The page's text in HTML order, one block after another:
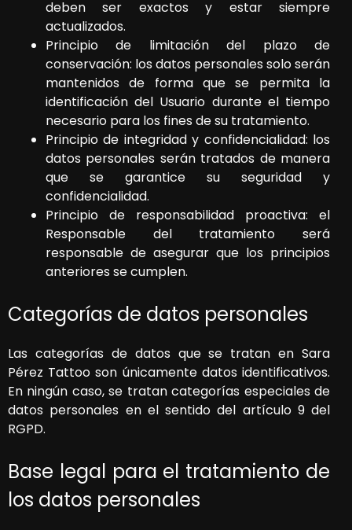
deben ser exactos y estar siempre
actualizados.
Principio de limitación del plazo de
conservación: los datos personales solo serán
mantenidos de forma que se permita la
identificación del Usuario durante el tiempo
necesario para los fines de su tratamiento.
Principio de integridad y confidencialidad: los
datos personales serán tratados de manera
que se garantice su seguridad y
confidencialidad.
Principio de responsabilidad proactiva: el
Responsable del tratamiento será
responsable de asegurar que los principios
anteriores se cumplen.
Categorías de datos personales
Las categorías de datos que se tratan enSara
Pérez Tattoo son únicamente datos identificativos.
En ningún caso, se tratan categorías especiales de
datos personales en el sentido del artículo 9 del
RGPD.
Base legal para el tratamiento de
los datos personales